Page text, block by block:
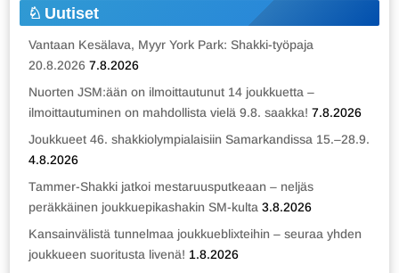
Uutiset
Vantaan Kesälava, Myyr York Park: Shakki-työpaja
20.8.2026 7.8.2026
Nuorten JSM:ään on ilmoittautunut 14 joukkuetta –
ilmoittautuminen on mahdollista vielä 9.8. saakka! 7.8.2026
Joukkueet 46. shakkiolympialaisiin Samarkandissa 15.–28.9.
4.8.2026
Tammer-Shakki jatkoi mestaruusputkeaan – neljäs
peräkkäinen joukkuepikashakin SM-kulta 3.8.2026
Kansainvälistä tunnelmaa joukkueblixteihin – seuraa yhden
joukkueen suoritusta livenä! 1.8.2026